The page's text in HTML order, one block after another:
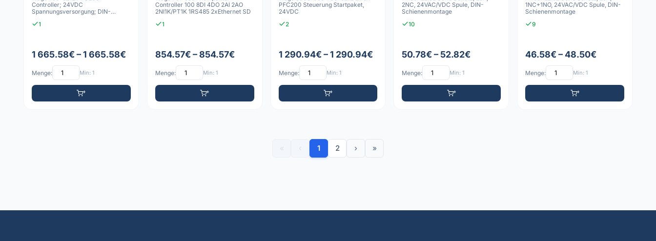
Controller; 24VDC
Spannungsversorgung; DIN-
1
1 665.58€ – 1 665.58€
Menge: Min: 1
Controller 100 8DI 4DO 2AI 2AO
2NI1K/PT1K 1RS485 2xEthernet SD
1
854.57€ – 854.57€
Menge: Min: 1
PFC200 Steuerung Startpaket,
24VDC
2
1 290.94€ – 1 290.94€
Menge: Min: 1
2NC, 24VAC/VDC Spule, DIN-
Schienenmontage
10
50.78€ – 52.82€
Menge: Min: 1
1NC+1NO, 24VAC/VDC Spule, DIN-
Schienenmontage
9
46.58€ – 48.50€
Menge: Min: 1
1 2 › »